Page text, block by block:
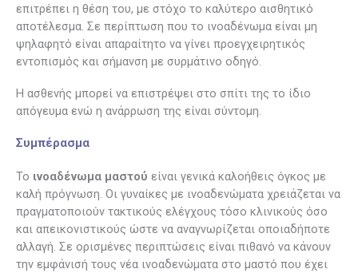
επιτρέπει η θέση του, με στόχο το καλύτερο αισθητικό
αποτέλεσμα. Σε περίπτωση που το ινοαδένωμα είναι μη
ψηλαφητό είναι απαραίτητο να γίνει προεγχειρητικός
εντοπισμός και σήμανση με συρμάτινο οδηγό.
Η ασθενής μπορεί να επιστρέψει στο σπίτι της το ίδιο
απόγευμα ενώ η ανάρρωση της είναι σύντομη.
Συμπέρασμα
Το ινοαδένωμα μαστού είναι γενικά καλοήθεις όγκος με
καλή πρόγνωση. Οι γυναίκες με ινοαδενώματα χρειάζεται να
πραγματοποιούν τακτικούς ελέγχους τόσο κλινικούς όσο
και απεικονιστικούς ώστε να αναγνωρίζεται οποιαδήποτε
αλλαγή. Σε ορισμένες περιπτώσεις είναι πιθανό να κάνουν
την εμφάνισή τους νέα ινοαδενώματα στο μαστό που έχει